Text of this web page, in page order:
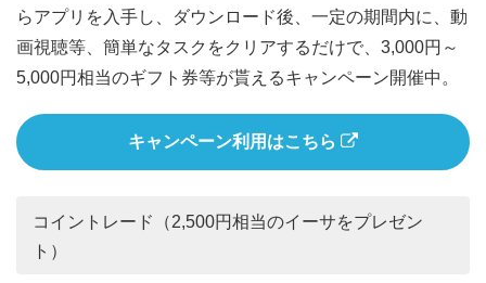
らアプリを入手し、ダウンロード後、一定の期間内に、動
画視聴等、簡単なタスクをクリアするだけで、3,000円～
5,000円相当のギフト券等が貰えるキャンペーン開催中。
キャンペーン利用はこちら
コイントレード（2,500円相当のイーサをプレゼン
ト）